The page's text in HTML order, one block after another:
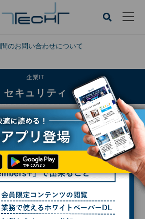
のお問い合わせについて
CLOSE
企業IT
セキュリティ
ュリティ
は「被害者に寄り添う」こと [事故対応アワード受賞]
応の要諦は「被害者に寄り
対応アワード受賞]